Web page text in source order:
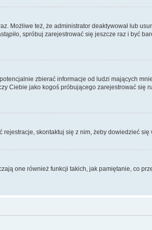
Możliwe też, że administrator deaktywował lub
spróbuj zarejestrować się jeszcze raz i być
zbierać informacje od ludzi mających
Ciebie jako kogoś próbującego zarejestrować się
rejestracje, skontaktuj się z nim, żeby dowiedzieć
one również funkcji takich, jak pamiętanie, co